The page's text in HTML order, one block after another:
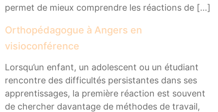
permet de mieux comprendre les réactions de […]
Orthopédagogue à Angers en
visioconférence
Lorsqu’un enfant, un adolescent ou un étudiant
rencontre des difficultés persistantes dans ses
apprentissages, la première réaction est souvent
de chercher davantage de méthodes de travail,